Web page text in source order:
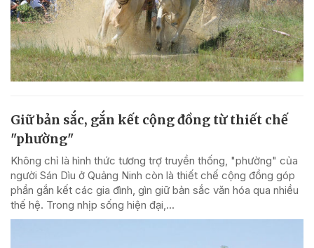
Giữ bản sắc, gắn kết cộng đồng từ thiết chế
"phường"
Không chỉ là hình thức tương trợ truyền thống, "phường" của
người Sán Dìu ở Quảng Ninh còn là thiết chế cộng đồng góp
phần gắn kết các gia đình, gìn giữ bản sắc văn hóa qua nhiều
thế hệ. Trong nhịp sống hiện đại,...